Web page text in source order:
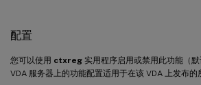
配置
您可以使用 ctxreg 实用程序启用或禁用此功能（
VDA 服务器上的功能配置适用于在该 VDA 上发布的